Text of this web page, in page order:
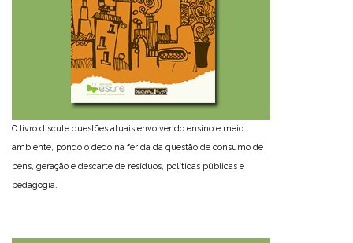
O livro discute questões atuais envolvendo ensino e meio
ambiente, pondo o dedo na ferida da questão de consumo de
bens, geração e descarte de resíduos, políticas públicas e
pedagogia.